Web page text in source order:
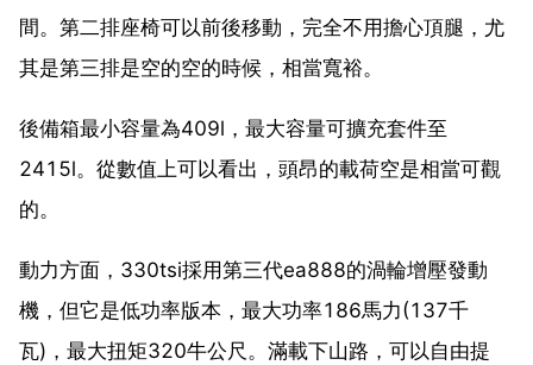
間。第二排座椅可以前後移動，完全不用擔心頂腿，尤
其是第三排是空的空的時候，相當寬裕。
後備箱最小容量為409l，最大容量可擴充套件至
2415l。從數值上可以看出，頭昂的載荷空是相當可觀
的。
動力方面，330tsi採用第三代ea888的渦輪增壓發動
機，但它是低功率版本，最大功率186馬力(137千
瓦)，最大扭矩320牛公尺。滿載下山路，可以自由提